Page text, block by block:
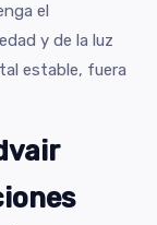
el
y de la luz
estable, fuera